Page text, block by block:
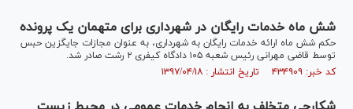
شش ماه خدمات رایگان در شهرداری برای متهمان یک پرونده
حکم شش ماه ارائه خدمات رایگان به شهرداری، به عنوان مجازات جایگزین حبس
توسط قاضی مهرانی رئیس شعبه ۱۰۵ دادگاه کیفری ۲ رشت صادر شد.
کد خبر: ۴۳۴۹۰۹ تاریخ انتشار : ۱۳۹۷/۰۴/۱۸